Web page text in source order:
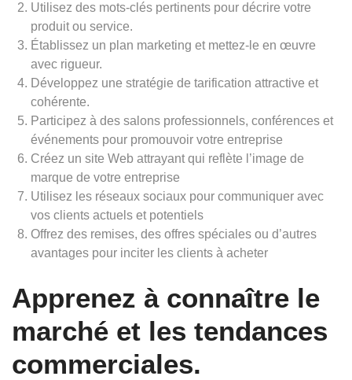
Utilisez des mots-clés pertinents pour décrire votre
produit ou service.
Établissez un plan marketing et mettez-le en œuvre
avec rigueur.
Développez une stratégie de tarification attractive et
cohérente.
Participez à des salons professionnels, conférences et
événements pour promouvoir votre entreprise
Créez un site Web attrayant qui reflète l’image de
marque de votre entreprise
Utilisez les réseaux sociaux pour communiquer avec
vos clients actuels et potentiels
Offrez des remises, des offres spéciales ou d’autres
avantages pour inciter les clients à acheter
Apprenez à connaître le
marché et les tendances
commerciales.